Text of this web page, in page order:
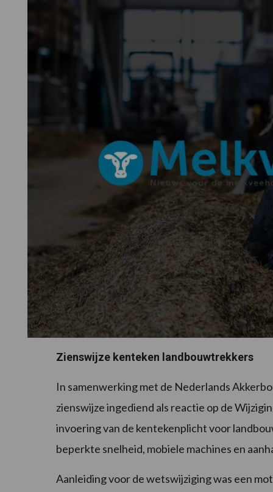
Zienswijze kenteken landbouwtrekkers
In samenwerking met de Nederlands
zienswijze ingediend als reactie op de
invoering van de kentekenplicht voor
beperkte snelheid, mobiele machines en
Aanleiding voor de wetswijziging was een